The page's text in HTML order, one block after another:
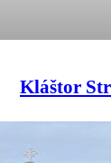
Kláštor